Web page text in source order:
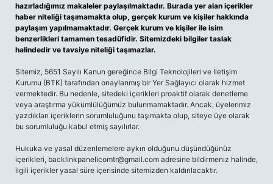
hazırladığımız makaleler paylaşılmaktadır. Burada yer alan içerikler
haber niteliği taşımamakta olup, gerçek kurum ve kişiler hakkında
paylaşım yapılmamaktadır. Gerçek kurum ve kişiler ile isim
benzerlikleri tamamen tesadüfidir. Sitemizdeki bilgiler taslak
halindedir ve tavsiye niteliği taşımazlar.
Sitemiz, 5651 Sayılı Kanun gereğince Bilgi Teknolojileri ve İletişim
Kurumu (BTK) tarafından onaylanmış bir Yer Sağlayıcı olarak hizmet
vermektedir. Bu nedenle, sitedeki içerikleri proaktif olarak denetleme
veya araştırma yükümlülüğümüz bulunmamaktadır. Ancak, üyelerimiz
yazdıkları içeriklerin sorumluluğunu taşımakta olup, siteye üye olarak
bu sorumluluğu kabul etmiş sayılırlar.
Hukuka ve yasal düzenlemelere aykırı olduğunu düşündüğünüz
içerikleri, backlinkpanelicomtr@gmail.com adresine bildirmeniz halinde,
ilgili içerikler yasal süre içerisinde sitemizden kaldırılacaktır.